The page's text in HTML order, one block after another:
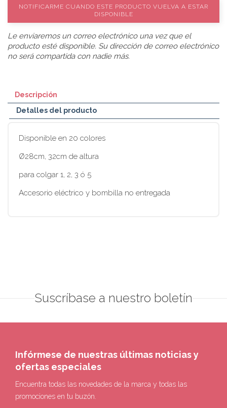
NOTIFICARME CUANDO ESTE PRODUCTO VUELVA A ESTAR
DISPONIBLE
Le enviaremos un correo electrónico una vez que el
producto esté disponible. Su dirección de correo electrónico
no será compartida con nadie más.
Descripción
Detalles del producto
Disponible en 20 colores
Ø28cm, 32cm de altura
para colgar 1, 2, 3 ó 5
Accesorio eléctrico y bombilla no entregada
Suscríbase a nuestro boletín
Infórmese de nuestras últimas noticias y
ofertas especiales
Encuentra todas las novedades de la marca y todas las
promociones en tu buzón.